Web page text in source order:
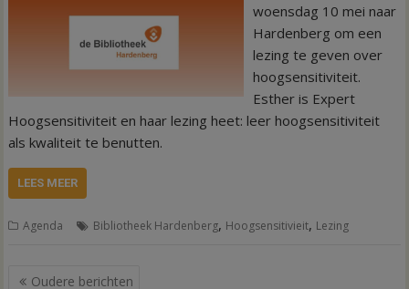
woensdag 10 mei naar
Hardenberg om een
lezing te geven over
hoogsensitiviteit.
Esther is Expert
Hoogsensitiviteit en haar lezing heet: leer hoogsensitiviteit
als kwaliteit te benutten.
LEES MEER
Agenda Bibliotheek Hardenberg, Hoogsensitivieit, Lezing
Berichtennavigatie
Oudere berichten